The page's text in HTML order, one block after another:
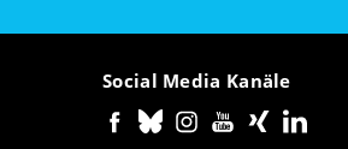
Social Media Kanäle